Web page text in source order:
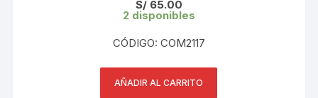
S/65.00
2 disponibles
CÓDIGO: COM2117
AÑADIR AL CARRITO